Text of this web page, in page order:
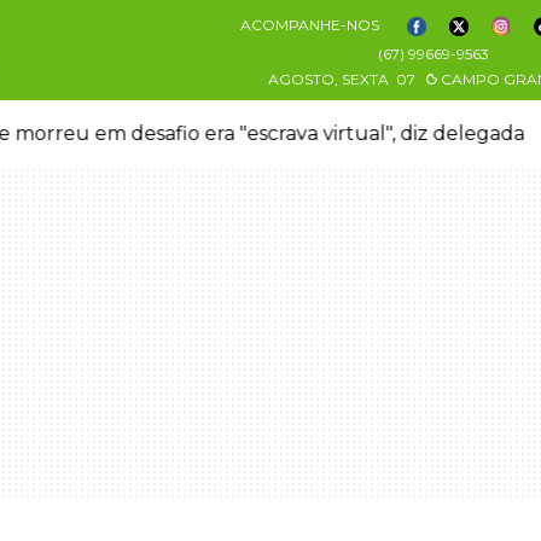
ACOMPANHE-NOS
(67) 99669-9563
AGOSTO, SEXTA 07 CAMPO
morreu em desafio era "escrava virtual", diz delegada